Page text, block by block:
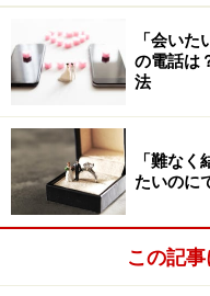
“人間関係を捨てる”
ことでもあります。
時間は有限、無駄な付
ップに費やす時間が
で生じる出費も減るの
ところで、あなたにと
「会い
の電話は
法
「難な
たいのに
この記